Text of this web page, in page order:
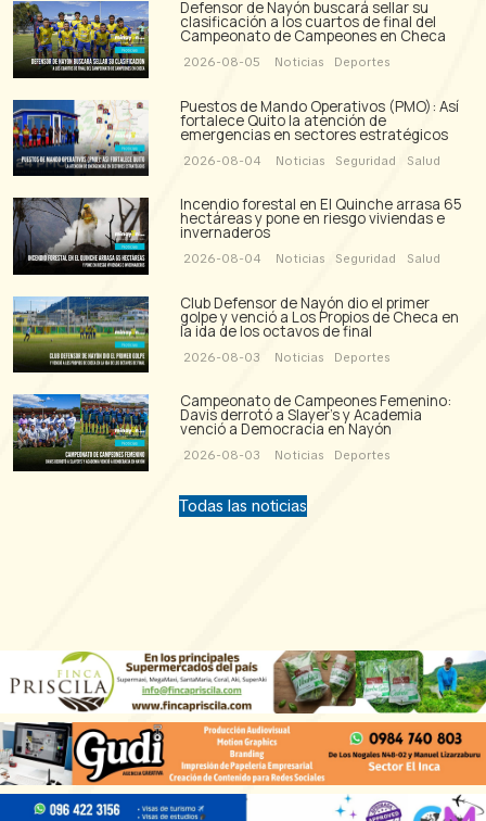
Defensor de Nayón buscará sellar su
clasificación a los cuartos de final del
Campeonato de Campeones en Checa
2026-08-05 Noticias Deportes
Puestos de Mando Operativos (PMO): Así
fortalece Quito la atención de
emergencias en sectores estratégicos
2026-08-04 Noticias Seguridad Salud
Incendio forestal en El Quinche arrasa 65
hectáreas y pone en riesgo viviendas e
invernaderos
2026-08-04 Noticias Seguridad Salud
Club Defensor de Nayón dio el primer
golpe y venció a Los Propios de Checa en
la ida de los octavos de final
2026-08-03 Noticias Deportes
Campeonato de Campeones Femenino:
Davis derrotó a Slayer's y Academia
venció a Democracia en Nayón
2026-08-03 Noticias Deportes
Todas las noticias